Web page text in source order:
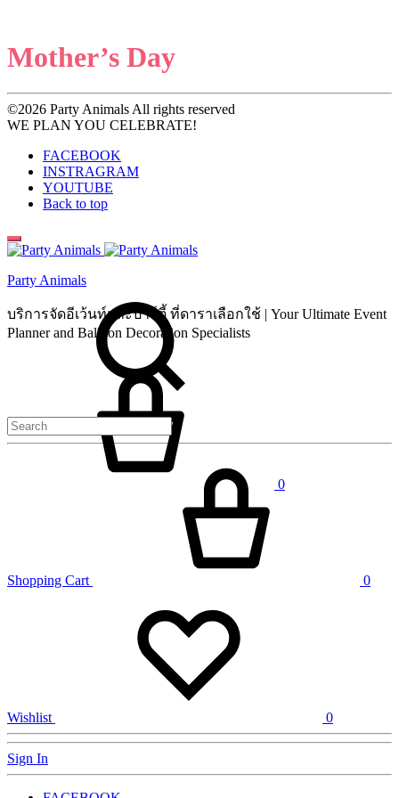
Mother’s Day
©2026 Party Animals All rights reserved
WE PLAN YOU CELEBRATE!
FACEBOOK
INSTRAGRAM
YOUTUBE
Back to top
Party Animals
บริการจัดอีเว้นท์และปาร์ตี้ ที่ดาราเลือกใช้ | Your Ultimate Event
Planner and Balloon Decoration Specialists
0
Search
Shopping Cart 0
Wishlist 0
Sign In